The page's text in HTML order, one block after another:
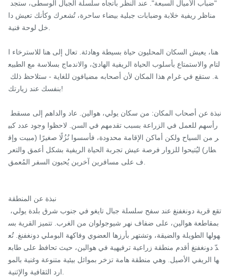
مناظر ريفية خلابة وضبابات جبلية بيضاء ساحرة، تُشعرك وكأنك تعيش دا
خل لوحة فنية.
هنا، يعيش السكان المحليون حياة بسيطة وهادئة. تعال إلى هنا للاسترخاء ا
لتام والاستمتاع بأسلوب الحياة الريفية الهادئ، والاندماج بسلاسة مع الطبيع
بنفسك عند زيارتك!
رأسهم للعمل في الزراعة بسبب تقدمهم في السن. لاحظوا وجود عدد كبي
ر من السياح ولكن أماكن الإقامة محدودة، فأسسوا نُزُلًا صغيرًا (مبيت وإف
طار) ليُتيحوا للزوار فرصة عيش تجربة الحياة الريفية بشكل أعمق والتعر
ف على مسافرين آخرين يُحبون السفر المُعمق.
نبذة عن المنطقة
بمقاطعة هوالين، على ضفاف نهر شيوجولوان من الغرب. تتميز القرية بس
هولها الطويلة والضيقة، وتشتهر بأرزها العضوي وفاكهة البوملي دونغفنغ. تُع
دّ دونغفنغ أقدم منطقة زراعية ترفيهية في هوالين، حيث تحافظ على طابع
ها الريفي الأصيل. وهي منطقة هامة تزخر بموائل بيئية متنوعة وغنية بالمو
ارد الثقافية والإثنية.